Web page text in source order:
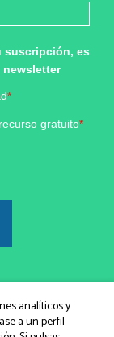
suscripción, es
*
gratuito*
analíticos y
a un perfil